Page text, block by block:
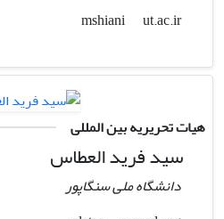
mshiani
ut.ac.ir
هیات تحریریه بین المللی
سید فرید العطاس
دانشگاه ملی سنگاپور